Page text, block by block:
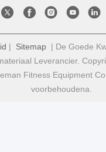
| Sitemap| De Goede
Leverancier.
Fitness Equipment
voorbehoudena.